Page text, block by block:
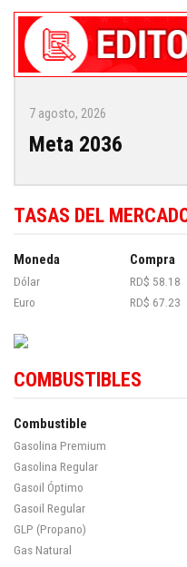
7 agosto, 2026
Meta 2036
TASAS DEL
Moneda Compra
Dólar RD$ 58.18
Euro
RD$ 67.23
COMBUSTIBLES
Combustible
Gasolina Premium
Gasolina Regular
Gasoil Óptimo
Gasoil Regular
GLP (Propano)
Gas Natural